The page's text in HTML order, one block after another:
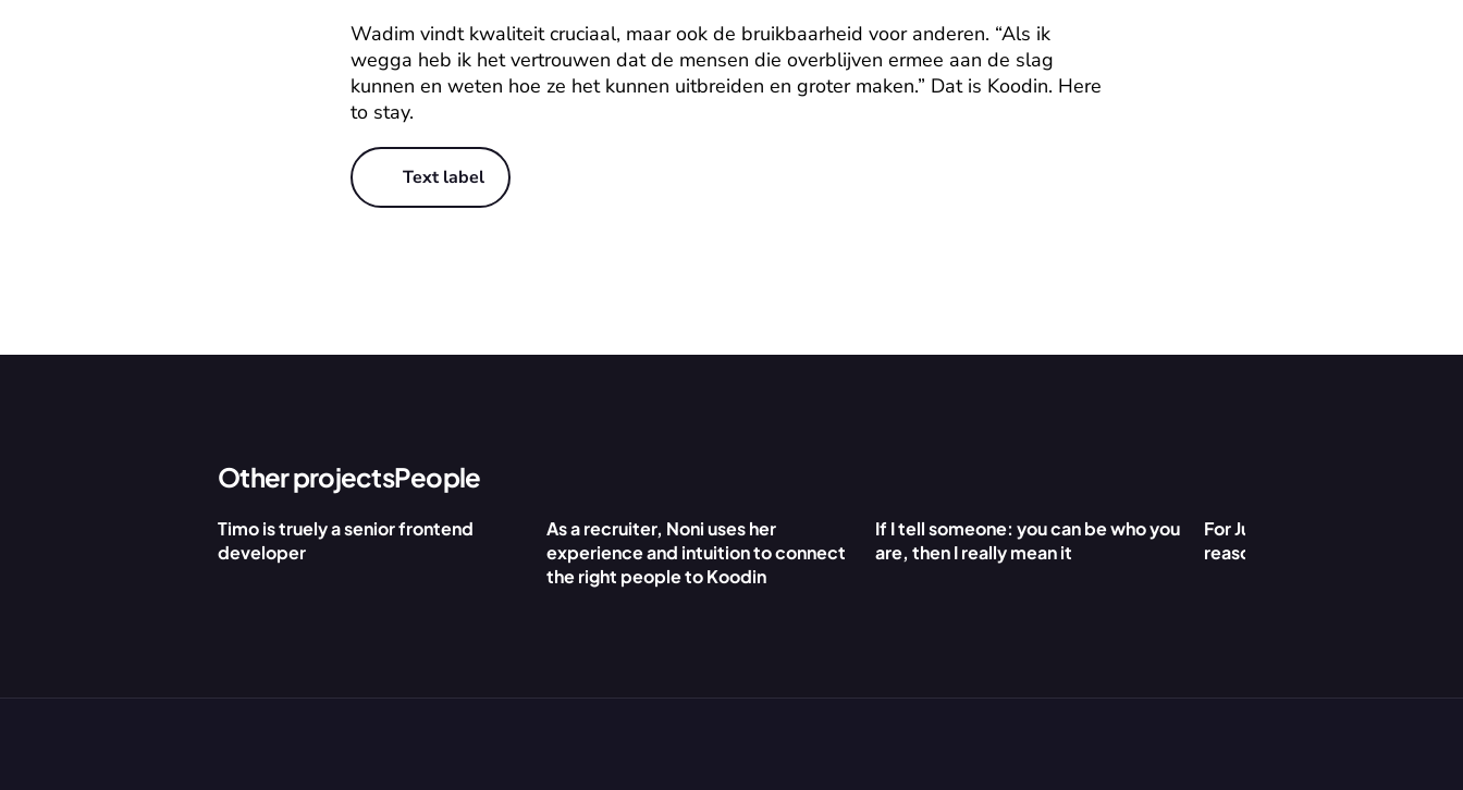
Wadim vindt kwaliteit cruciaal, maar ook de bruikbaarheid voor anderen. “Als ik
wegga heb ik het vertrouwen dat de mensen die overblijven ermee aan de slag
kunnen en weten hoe ze het kunnen uitbreiden en groter maken.” Dat is Koodin. Here
to stay.
Text label
Other projectsPeople
Timo is truely a senior frontend
developer
As a recruiter, Noni uses her
experience and intuition to connect
the right people to Koodin
If I tell someone: you can be who you
are, then I really mean it
For Jurre, these are three
reasons to join Koodin